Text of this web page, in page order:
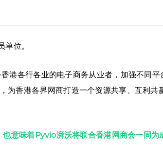
位。
港各行各业的电子商务从业者，加强不同平
为香港各界网商打造一个资源共享、互利共
也意味着Pyvio湃沃将联合香港网商会一同为